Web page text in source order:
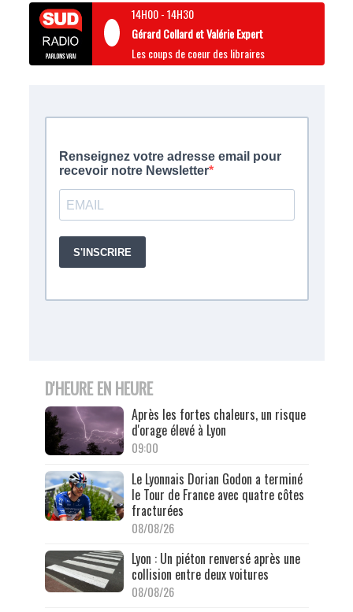
14H00-14H30
Gérard Collard et Valérie Expert
Les coups de coeur des libraires
D'HEURE EN HEURE
Après les fortes chaleurs, un risque
d'orage élevé à Lyon
09:00
Le Lyonnais Dorian Godon a terminé
le Tour de France avec quatre côtes
fracturées
08/08/26
Lyon : Un piéton renversé après une
collision entre deux voitures
08/08/26